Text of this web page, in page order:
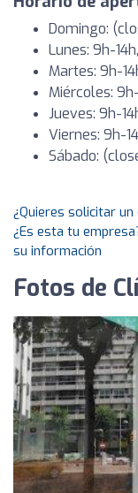
Domingo:
Lunes: 9h-
Martes: 9h-
Miércoles:
Jueves: 9h-
Viernes: 9h-
Sábado:
¿Quieres solicitar un
¿Es esta tu
su información
Fotos de